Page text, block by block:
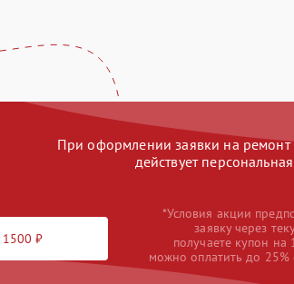
При оформлении заявки на ремонт
действует
1500 ₽
*Условия акции
заявку через
получаете купон
можно оплатить до 25%